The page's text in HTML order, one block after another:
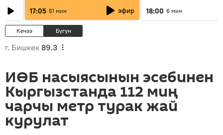
17:05 51 мин эфир
18:00 6 мин
Кечээ Бүгүн
г. Бишкек 89.3
ИӨБ насыясынын эсебинен
Кыргызстанда 112 миң
чарчы метр турак жай
курулат